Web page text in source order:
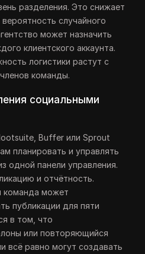
разделения. Это снижает
случайного
может назначить
клиентского аккаунта.
логистики растут с
команды.
социальными
Buffer или Sprout
планировать и управлять
одной панели управления.
и отчётность.
команда может
публикации для пяти
в том, что
или повторяющийся
всё равно могут создавать